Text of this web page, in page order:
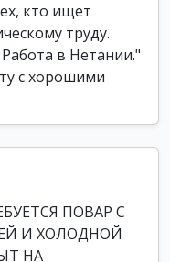
кто ищет
труду.
в Нетании."
с хорошими
ПОВАР С
И ХОЛОДНОЙ
НА